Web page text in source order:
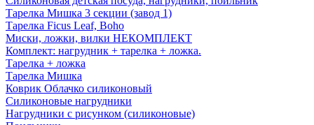
Тарелка Мишка 3 секции (завод 1)
Тарелка Ficus Leaf, Boho
Миски, ложки, вилки НЕКОМПЛЕКТ
Комплект: нагрудник + тарелка + ложка.
Тарелка + ложка
Тарелка Мишка
Коврик Облачко силиконовый
Силиконовые нагрудники
Нагрудники с рисунком (силиконовые)